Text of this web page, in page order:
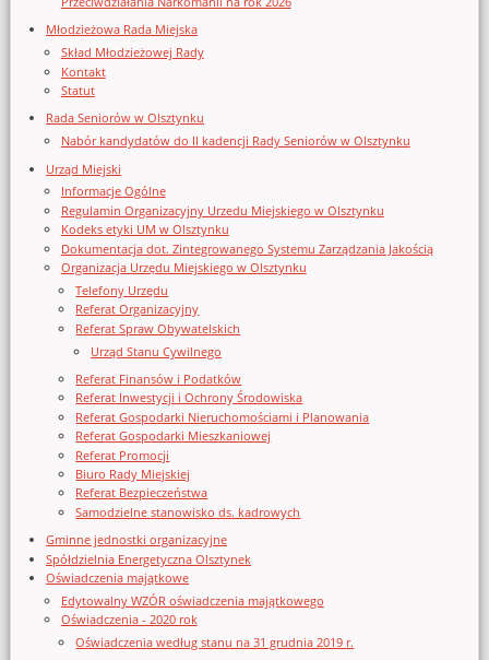
Młodzieżowa Rada Miejska
Skład Młodzieżowej Rady
Kontakt
Statut
Rada Seniorów w Olsztynku
Nabór kandydatów do II kadencji Rady Seniorów w Olsztynku
Urząd Miejski
Informacje Ogólne
Regulamin Organizacyjny Urzedu Miejskiego w Olsztynku
Kodeks etyki UM w Olsztynku
Dokumentacja dot. Zintegrowanego Systemu Zarządzania Jakością
Organizacja Urzędu Miejskiego w Olsztynku
Telefony Urzędu
Referat Organizacyjny
Referat Spraw Obywatelskich
Urząd Stanu Cywilnego
Referat Finansów i Podatków
Referat Inwestycji i Ochrony Środowiska
Referat Gospodarki Nieruchomościami i Planowania
Referat Gospodarki Mieszkaniowej
Referat Promocji
Biuro Rady Miejskiej
Referat Bezpieczeństwa
Samodzielne stanowisko ds. kadrowych
Gminne jednostki organizacyjne
Spółdzielnia Energetyczna Olsztynek
Oświadczenia majątkowe
Edytowalny WZÓR oświadczenia majątkowego
Oświadczenia - 2020 rok
Oświadczenia według stanu na 31 grudnia 2019 r.